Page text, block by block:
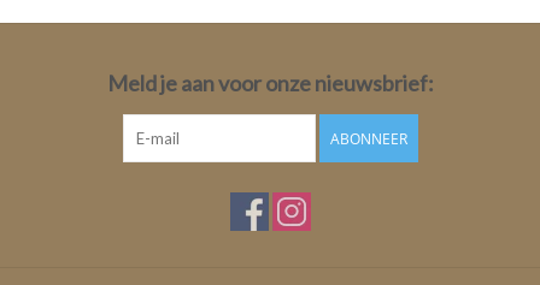
Meld je aan voor onze nieuwsbrief:
ABONNEER